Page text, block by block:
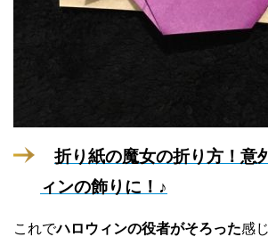
折り紙の魔女の折り方！意
ィンの飾りに！♪
これでハロウィンの役者がそろった感